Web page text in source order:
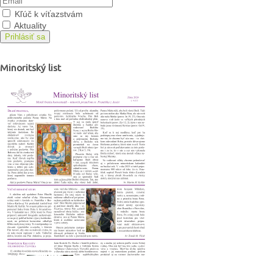
Kľúč k víťazstvám
Aktuality
Prihlásiť sa
Minoritský list